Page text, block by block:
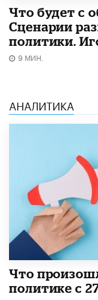
Что будет с
Сценарии
политики.
9 МИН.
АНАЛИТИКА
​Что
политике с